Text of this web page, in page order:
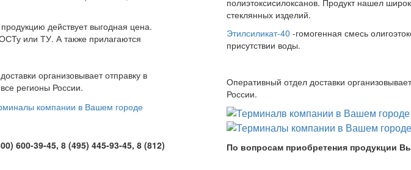
действует выгодная цена.
или ТУ. А также прилагаются
организовывает отправку в
регионы России.
600-39-45, 8 (495) 445-93-45, 8 (812)
полиэтоксисилоксанов. Продукт нашел
стеклянных изделий.
Этилсиликат-40 -гомогенная смесь
присутствии воды.
Оперативный отдел доставки
России.
По вопросам приобретения продукции